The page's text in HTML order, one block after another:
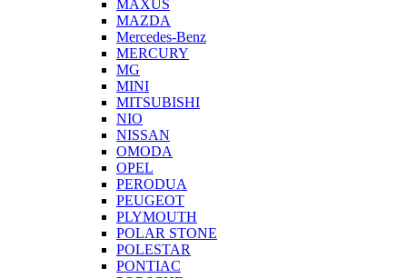
MAXUS
MAZDA
Mercedes-Benz
MERCURY
MG
MINI
MITSUBISHI
NIO
NISSAN
OMODA
OPEL
PERODUA
PEUGEOT
PLYMOUTH
POLAR STONE
POLESTAR
PONTIAC